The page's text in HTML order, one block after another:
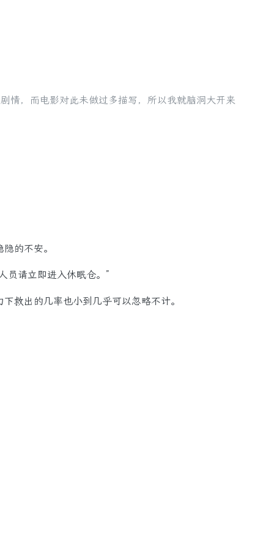
情，而电影对此未做过多描写，所以我就脑洞大开来
的不安。
请立即进入休眠仓。”
出的几率也小到几乎可以忽略不计。